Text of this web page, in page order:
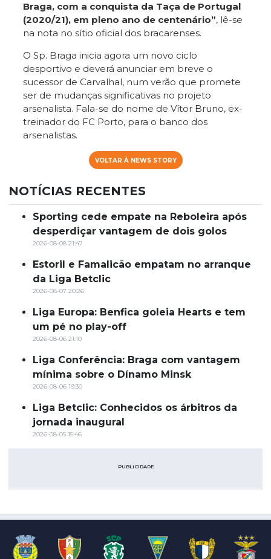
Braga, com a conquista da Taça de Portugal
(2020/21), em pleno ano de centenário”, lê-se
na nota no sítio oficial dos bracarenses.
O Sp. Braga inicia agora um novo ciclo
desportivo e deverá anunciar em breve o
sucessor de Carvalhal, num verão que promete
ser de mudanças significativas no projeto
arsenalista. Fala-se do nome de Vítor Bruno, ex-
treinador do FC Porto, para o banco dos
arsenalistas.
VOLTAR À NEWS STORY
NOTÍCIAS RECENTES
Sporting cede empate na Reboleira após
desperdiçar vantagem de dois golos
2026-08-08 21:47
Estoril e Famalicão empatam no arranque
da Liga Betclic
2026-08-07 20:26
Liga Europa: Benfica goleia Hearts e tem
um pé no play-off
2026-08-06 21:10
Liga Conferência: Braga com vantagem
mínima sobre o Dínamo Minsk
2026-08-06 19:30
Liga Betclic: Conhecidos os árbitros da
jornada inaugural
2026-08-05 15:46
PUBLICIDADE